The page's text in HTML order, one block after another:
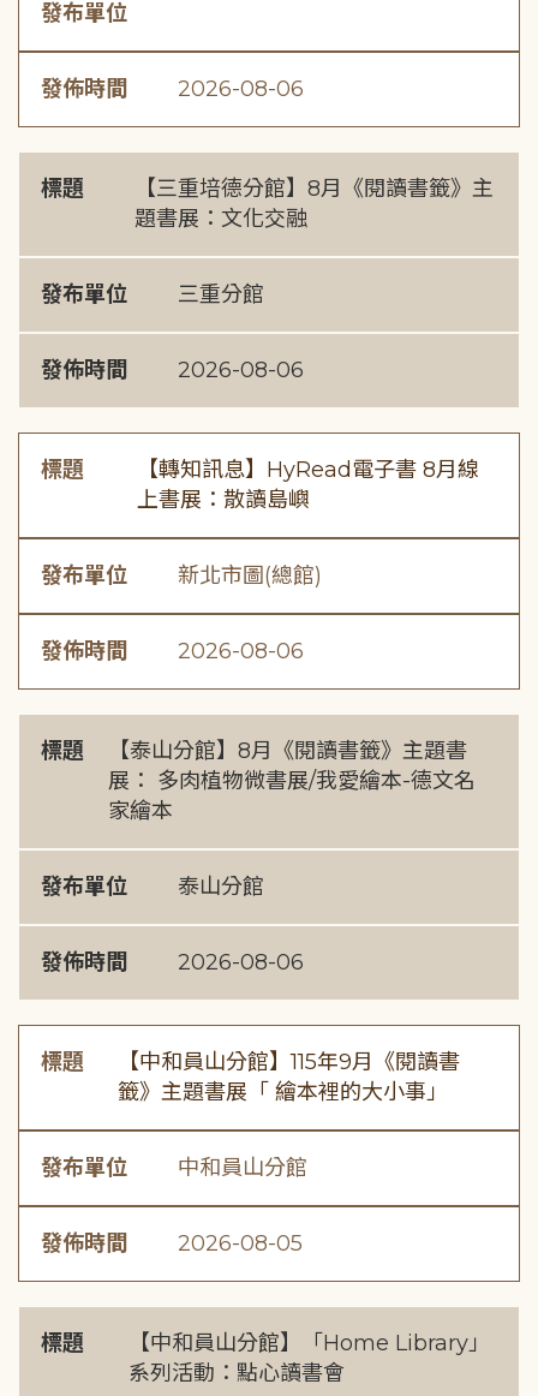
發布單位
發佈時間 2026-08-06
標題
【三重培德分館】8月《閱讀書籤》主
題書展：文化交融
發布單位 三重分館
發佈時間 2026-08-06
標題
【轉知訊息】HyRead電子書 8月線
上書展：散讀島嶼
發布單位 新北市圖(總館)
發佈時間 2026-08-06
標題
【泰山分館】8月《閱讀書籤》主題書
展： 多肉植物微書展/我愛繪本-德文名
家繪本
發布單位 泰山分館
發佈時間 2026-08-06
標題
【中和員山分館】115年9月《閱讀書
籤》主題書展「 繪本裡的大小事」
發布單位 中和員山分館
發佈時間 2026-08-05
標題
【中和員山分館】「Home Library」
系列活動：點心讀書會